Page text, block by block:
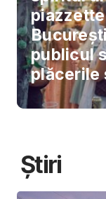
publicul
plăcerile
Știri